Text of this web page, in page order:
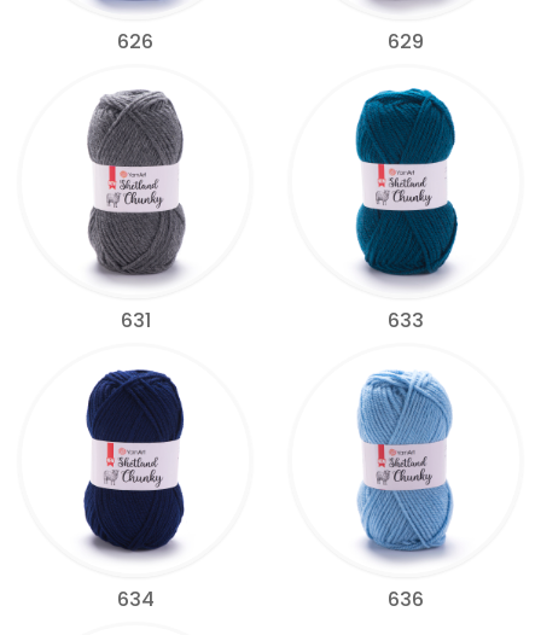
626 629
631 633
634 636